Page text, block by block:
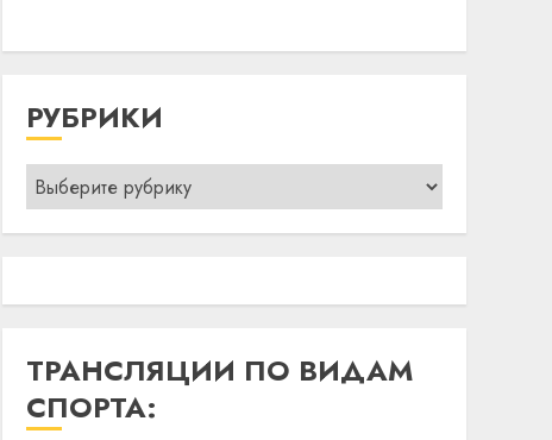
РУБРИКИ
Рубрики
ТРАНСЛЯЦИИ ПО ВИДАМ
СПОРТА: